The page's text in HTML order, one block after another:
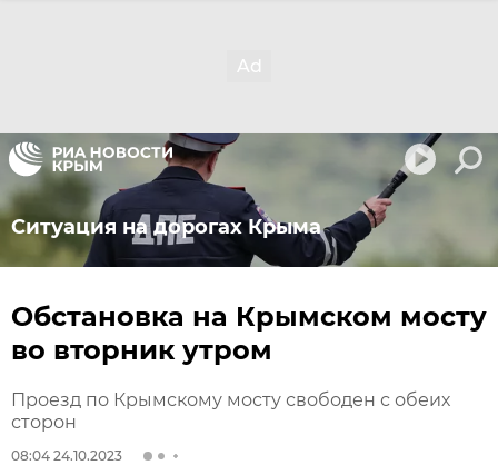
Ситуация на дорогах Крыма
Обстановка на Крымском мосту
во вторник утром
Проезд по Крымскому мосту свободен с обеих
сторон
08:04 24.10.2023